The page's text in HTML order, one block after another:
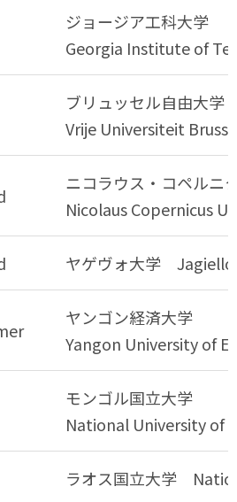
ジョージア工科大学
Georgia Institute of
ブリュッセル自由大学
Vrije Universiteit
ニコラウス・コペルニ
Nicolaus Copernicus
ヤゲヴォ大学
ヤンゴン経済大学
Yangon University of
モンゴル国立大学
National University of
ラオス国立大学